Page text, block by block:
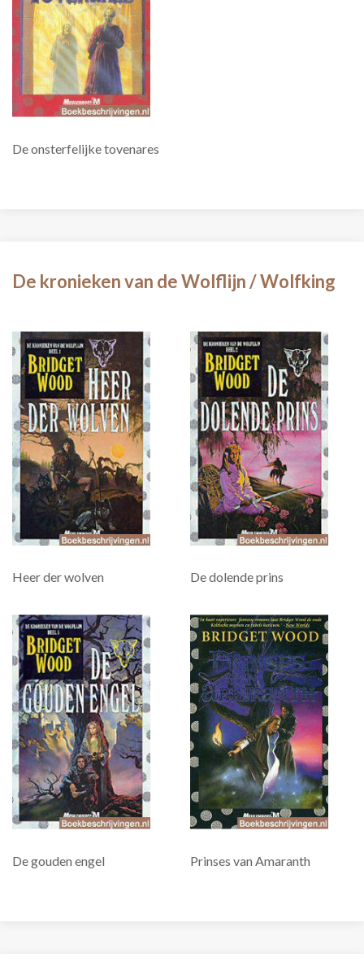
De onsterfelijke tovenares
De kronieken van de Wolflijn / Wolfking
Heer der wolven De dolende prins
De gouden engel Prinses van Amaranth